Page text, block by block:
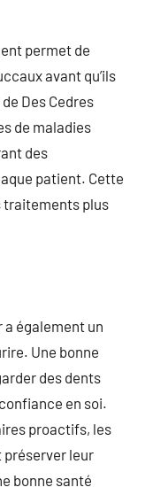
permet de
avant qu’ils
Des Cedres
de maladies
des
patient. Cette
traitements plus
également un
Une bonne
des dents
en soi.
proactifs, les
préserver leur
bonne santé